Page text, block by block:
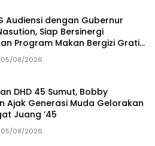
Audiensi dengan Gubernur
Siap Bersinergi
Program Makan Bergizi Gratis
Utara
05/08/2026
DHD 45 Sumut, Bobby
Ajak Generasi Muda Gelorakan
Juang ’45
05/08/2026